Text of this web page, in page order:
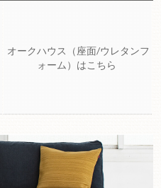
オークハウス（座面/ウレタンフ
ォーム）はこちら